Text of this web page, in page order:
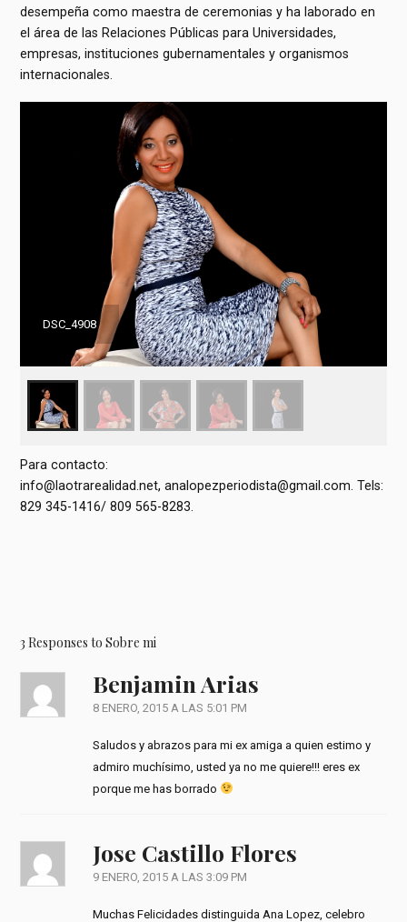
desempeña como maestra de ceremonias y ha laborado en
el área de las Relaciones Públicas para Universidades,
empresas, instituciones gubernamentales y organismos
internacionales.
DSC_4908
Para contacto:
info@laotrarealidad.net,analopezperiodista@gmail.com . Tels:
829 345-1416/ 809 565-8283.
3 Responses to Sobre mi
Benjamin Arias
8 ENERO, 2015 A LAS 5:01 PM
Saludos y abrazos para mi ex amiga a quien estimo y
admiro muchísimo, usted ya no me quiere!!! eres ex
porque me has borrado
Jose Castillo Flores
9 ENERO, 2015 A LAS 3:09 PM
Muchas Felicidades distinguida Ana Lopez, celebro